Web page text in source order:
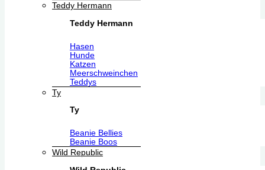
Teddy Hermann
Teddy Hermann
Hasen
Hunde
Katzen
Meerschweinchen
Teddys
Ty
Ty
Beanie Bellies
Beanie Boos
Wild Republic